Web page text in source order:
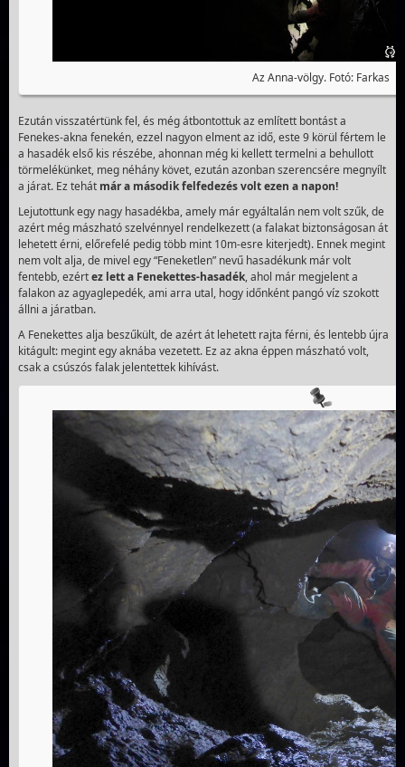
Az Anna-völgy. Fotó: Farkas
Ezután visszatértünk fel, és még átbontottuk az említett bontást a
Fenekes-akna fenekén, ezzel nagyon elment az idő, este 9 körül fértem le
a hasadék első kis részébe, ahonnan még ki kellett termelni a behullott
törmelékünket, meg néhány követ, ezután azonban szerencsére megnyílt
a járat. Ez tehát már a második felfedezés volt ezen a napon!
Lejutottunk egy nagy hasadékba, amely már egyáltalán nem volt szűk, de
azért még mászható szelvénnyel rendelkezett (a falakat biztonságosan át
lehetett érni, előrefelé pedig több mint 10m-esre kiterjedt). Ennek megint
nem volt alja, de mivel egy “Feneketlen” nevű hasadékunk már volt
fentebb, ezértez lett a Fenekettes-hasadék, ahol már megjelent a
falakon az agyaglepedék, ami arra utal, hogy időnként pangó víz szokott
állni a járatban.
A Fenekettes alja beszűkült, de azért át lehetett rajta férni, és lentebb újra
kitágult: megint egy aknába vezetett. Ez az akna éppen mászható volt,
csak a csúszós falak jelentettek kihívást.